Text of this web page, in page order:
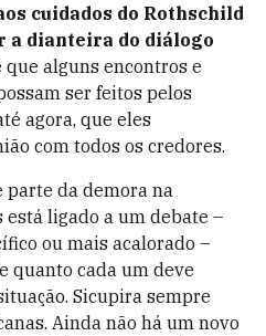
cuidados do Rothschild
a dianteira do diálogo
que alguns encontros e
ser feitos pelos
agora, que eles
com todos os credores.
parte da demora na
está ligado a um debate –
ou mais acalorado –
quanto cada um deve
Sicupira sempre
Ainda não há um novo